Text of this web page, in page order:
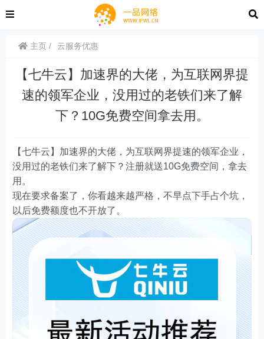
主页 云服务优惠
【七牛云】加速界的大佬，为互联网界提
速的领军企业，没用过的老铁们来了解
下？10G免费空间拿去用。
【七牛云】加速界的大佬，为互联网界提速的领军企业，
没用过的老铁们来了解下？注册就送10G免费空间，拿去
用。
现在要求备案了，你看越来越严格，不早点下手占个坑，
以后免费额度也不开放了。